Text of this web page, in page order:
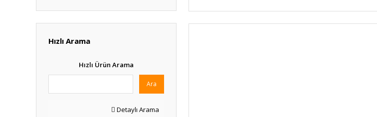
Hızlı Arama
Hızlı Ürün Arama
Ara
Detaylı Arama